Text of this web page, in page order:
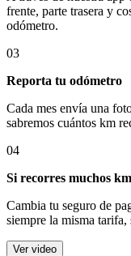
frente, parte trasera y
odómetro.
03
Reporta tu odómetro
Cada mes envía una
sabremos cuántos km
04
Si recorres muchos km
Cambia tu seguro de
siempre la misma
Ver video